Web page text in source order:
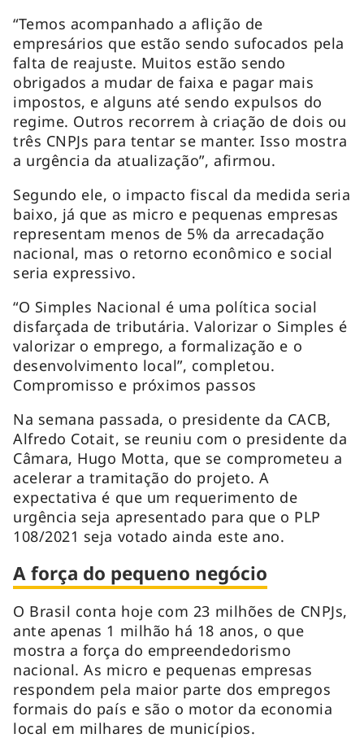
“Temos acompanhado a aflição de
empresários que estão sendo sufocados pela
falta de reajuste. Muitos estão sendo
obrigados a mudar de faixa e pagar mais
impostos, e alguns até sendo expulsos do
regime. Outros recorrem à criação de dois ou
três CNPJs para tentar se manter. Isso mostra
a urgência da atualização”, afirmou.
Segundo ele, o impacto fiscal da medida seria
baixo, já que as micro e pequenas empresas
representam menos de 5% da arrecadação
nacional, mas o retorno econômico e social
seria expressivo.
“O Simples Nacional é uma política social
disfarçada de tributária. Valorizar o Simples é
valorizar o emprego, a formalização e o
desenvolvimento local”, completou.
Compromisso e próximos passos
Na semana passada, o presidente da CACB,
Alfredo Cotait, se reuniu com o presidente da
Câmara, Hugo Motta, que se comprometeu a
acelerar a tramitação do projeto. A
expectativa é que um requerimento de
urgência seja apresentado para que o PLP
108/2021 seja votado ainda este ano.
A força do pequeno negócio
O Brasil conta hoje com 23 milhões de CNPJs,
ante apenas 1 milhão há 18 anos, o que
mostra a força do empreendedorismo
nacional. As micro e pequenas empresas
respondem pela maior parte dos empregos
formais do país e são o motor da economia
local em milhares de municípios.